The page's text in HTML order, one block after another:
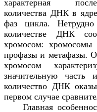
характерная
количества ДНК в
фаз цикла.
количестве ДНК
хромосом:
профазы и метафазы.
хромосом
значительную часть
количество ДНК
первом случае
Главная